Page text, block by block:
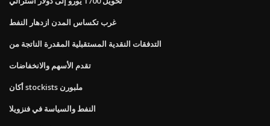
غرب تكساس المدن ازدهار النفط
التدفقات النقدية المستقبلية المقدرة الناتجة من
تقدم الأسهم والانخفاضات
أكان stockists ملبورن
النفط والسياسة في فنزويلا